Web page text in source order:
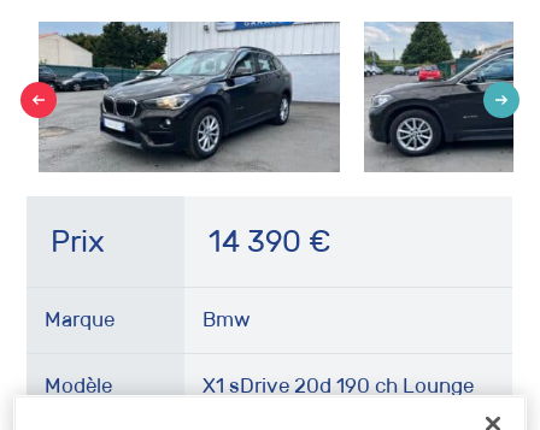
Prix 14 390 €
Marque Bmw
Modèle X1 sDrive 20d 190 ch Lounge